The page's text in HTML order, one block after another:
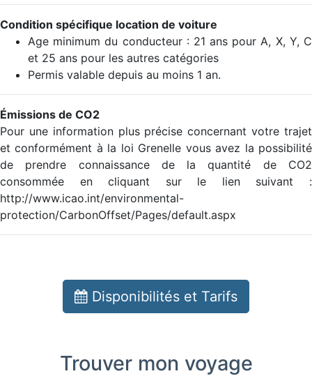
Trouver mon voyage
Condition spécifique location de voiture
Age minimum du conducteur : 21 ans pour A, X, Y, C
et 25 ans pour les autres catégories
Permis valable depuis au moins 1 an.
Émissions de CO2
Pour une information plus précise concernant votre trajet
et conformément à la loi Grenelle vous avez la possibilité
de prendre connaissance de la quantité de CO2
consommée en cliquant sur le lien suivant :
http://www.icao.int/environmental-
protection/CarbonOffset/Pages/default.aspx
Disponibilités et Tarifs